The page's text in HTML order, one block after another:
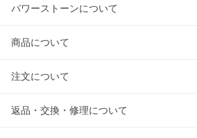
パワーストーンについて
商品について
注文について
返品・交換・修理について